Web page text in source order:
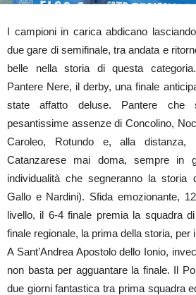
I campioni in carica abdicano
due gare di semifinale, tra andata e
belle nella storia di questa
Pantere Nere, il derby, una finale
state affatto deluse. Pantere che
pesantissime assenze di Concolino,
Caroleo, Rotundo e, alla distanza,
Catanzarese mai doma, sempre
individualità che segneranno la
Gallo e Nardini). Sfida emozionante,
livello, il 6-4 finale premia la squadra
finale regionale, la prima della storia, per
A Sant’Andrea Apostolo dello Ionio,
non basta per agguantare la finale. Il
due giorni fantastica tra prima squadra